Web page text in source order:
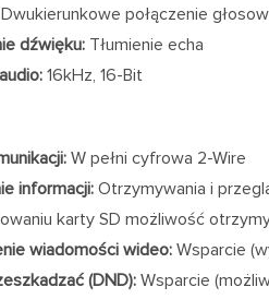
Dwukierunkowe połączenie
dźwięku: Tłumienie echa
16kHz, 16-Bit
W pełni cyfrowa 2-Wire
informacji:Otrzymywania i
karty SD możliwość
wiadomości wideo:Wsparcie
(DND):Wsparcie